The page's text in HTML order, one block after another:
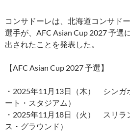
コンサドーレは、北海道コンサド
選手が、AFC Asian Cup 2027 予選
出されたことを発表した。
【AFC Asian Cup 2027 予選】
・2025年11月13日（木） シンガ
ート・スタジアム）
・2025年11月18日（火） スリラ
ス・グラウンド）